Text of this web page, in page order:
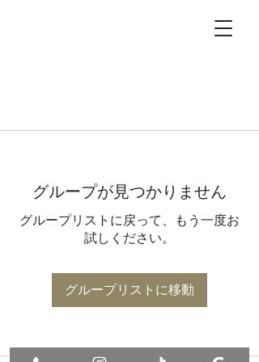
グループが見つかりません
グループリストに戻って、もう一度お
試しください。
グループリストに移動